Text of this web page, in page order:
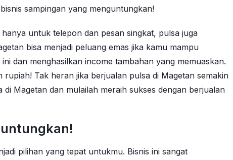
sampingan yang menguntungkan!
untuk telepon dan pesan singkat, pulsa juga
bisa menjadi peluang emas jika kamu mampu
dan menghasilkan income tambahan yang memuaskan.
Tak heran jika berjualan pulsa di Magetan semakin
Magetan dan mulailah meraih sukses dengan berjualan
pilihan yang tepat untukmu. Bisnis ini sangat